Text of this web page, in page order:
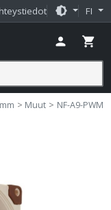
brightness_medium FI
person shopping_cart
Muut NF-A9-PWM